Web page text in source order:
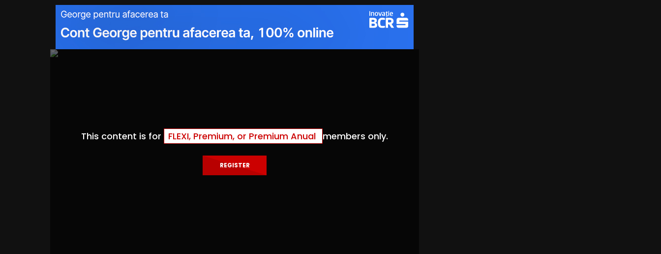
This content is for FLEXI, Premium, or Premium Anual members only.
REGISTER